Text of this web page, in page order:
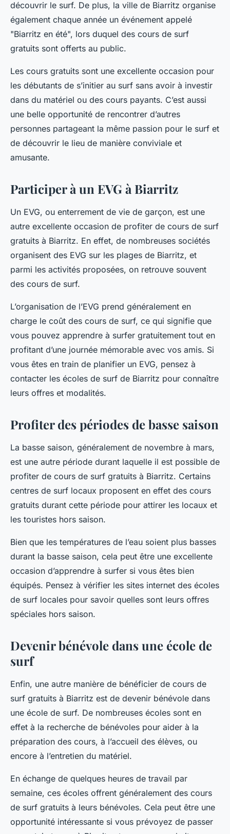
découvrir le surf. De plus, la ville de Biarritz organise
également chaque année un événement appelé
"Biarritz en été", lors duquel des cours de surf
gratuits sont offerts au public.
Les cours gratuits sont une excellente occasion pour
les débutants de s’initier au surf sans avoir à investir
dans du matériel ou des cours payants. C’est aussi
une belle opportunité de rencontrer d’autres
personnes partageant la même passion pour le surf et
de découvrir le lieu de manière conviviale et
amusante.
Participer à un EVG à Biarritz
Un EVG, ou enterrement de vie de garçon, est une
autre excellente occasion de profiter de cours de surf
gratuits à Biarritz. En effet, de nombreuses sociétés
organisent des EVG sur les plages de Biarritz, et
parmi les activités proposées, on retrouve souvent
des cours de surf.
L’organisation de l’EVG prend généralement en
charge le coût des cours de surf, ce qui signifie que
vous pouvez apprendre à surfer gratuitement tout en
profitant d’une journée mémorable avec vos amis. Si
vous êtes en train de planifier un EVG, pensez à
contacter les écoles de surf de Biarritz pour connaître
leurs offres et modalités.
Profiter des périodes de basse saison
La basse saison, généralement de novembre à mars,
est une autre période durant laquelle il est possible de
profiter de cours de surf gratuits à Biarritz. Certains
centres de surf locaux proposent en effet des cours
gratuits durant cette période pour attirer les locaux et
les touristes hors saison.
Bien que les températures de l’eau soient plus basses
durant la basse saison, cela peut être une excellente
occasion d’apprendre à surfer si vous êtes bien
équipés. Pensez à vérifier les sites internet des écoles
de surf locales pour savoir quelles sont leurs offres
spéciales hors saison.
Devenir bénévole dans une école de
surf
Enfin, une autre manière de bénéficier de cours de
surf gratuits à Biarritz est de devenir bénévole dans
une école de surf. De nombreuses écoles sont en
effet à la recherche de bénévoles pour aider à la
préparation des cours, à l’accueil des élèves, ou
encore à l’entretien du matériel.
En échange de quelques heures de travail par
semaine, ces écoles offrent généralement des cours
de surf gratuits à leurs bénévoles. Cela peut être une
opportunité intéressante si vous prévoyez de passer